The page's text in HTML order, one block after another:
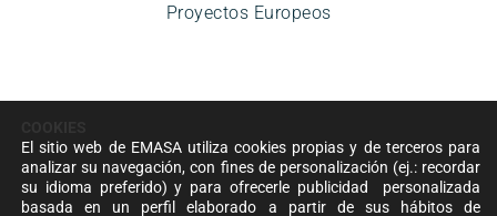
Proyectos Europeos
Aviso legal|Política de privacidad|Condiciones de uso|
El sitio web de EMASA utiliza cookies propias y de terceros para
analizar su navegación, con fines de personalización (ej.: recordar
su idioma preferido) y para ofrecerle publicidad personalizada
basada en un perfil elaborado a partir de sus hábitos de